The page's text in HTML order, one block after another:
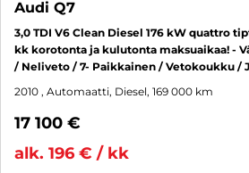
Audi Q7
3,0 TDI V6 Clean Diesel 176 kW quattro
kk korotonta ja kulutonta maksuaikaa! -
/ Neliveto / 7- Paikkainen / Vetokoukku /
2010 , Automaatti, Diesel, 169 000 km
17 100 €
alk. 196 € / kk